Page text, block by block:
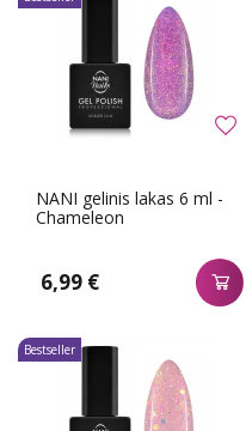
NANI gelinis lakas 6 ml -
Chameleon
6,99 €
Bestseller